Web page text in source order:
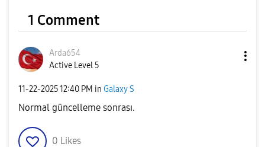
1 Comment
Arda654
Active Level 5
‎11-22-202512:40 PM in Galaxy S
Normal güncelleme sonrası.
0 Likes